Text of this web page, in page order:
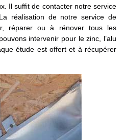
Il suffit de contacter notre service
réalisation de notre service de
réparer ou à rénover tous les
intervenir pour le zinc, l’alu
étude est offert et à récupérer